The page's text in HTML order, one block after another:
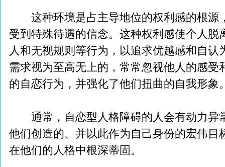
这种环境是占主导地位的权利感的根源
受到特殊待遇的信念。这种权利感使个人脱
人和无视规则等行为，以追求优越感和自
需求视为至高无上的，常常忽视他人的感受
的自恋行为，并强化了他们扭曲的自我形象
通常，自恋型人格障碍的人会有动力异
他们创造的、并以此作为自己身份的宏伟目
在他们的人格中根深蒂固。